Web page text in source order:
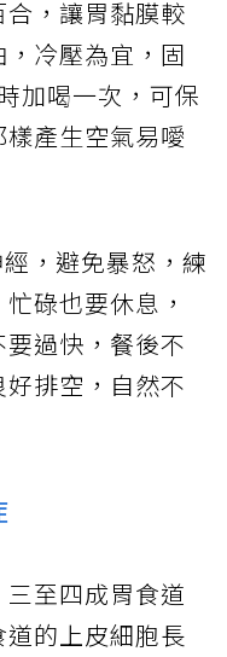
，讓胃黏膜較
冷壓為宜，固
加喝一次，可保
產生空氣易噯
，避免暴怒，練
碌也要休息，
過快，餐後不
排空，自然不
至四成胃食道
的上皮細胞長